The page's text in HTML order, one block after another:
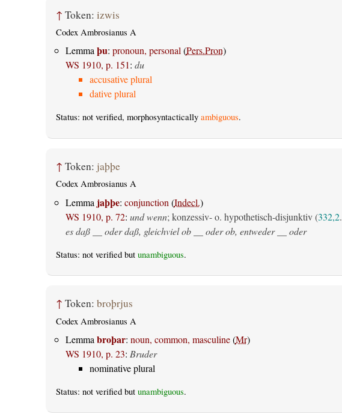
↑ Token: izwis
Codex Ambrosianus A
Lemmaþu: pronoun, personal(Pers.Pron)
WS 1910, p. 151: du
accusative plural
dative plural
Status: not verified, morphosyntactically ambiguous.
↑ Token: jaþþe
Codex Ambrosianus A
Lemma jaþþe: conjunction (Indecl.)
WS 1910, p. 72: und wenn; konzessiv- o. hypothetisch-disjunktiv (332,2.
es daß __ oder daß, gleichviel ob __ oder ob, entweder __ oder
Status: not verified but unambiguous.
↑ Token: broþrjus
Codex Ambrosianus A
Lemma broþar: noun, common, masculine(Mr)
WS 1910, p. 23: Bruder
nominative plural
Status: not verified but unambiguous.